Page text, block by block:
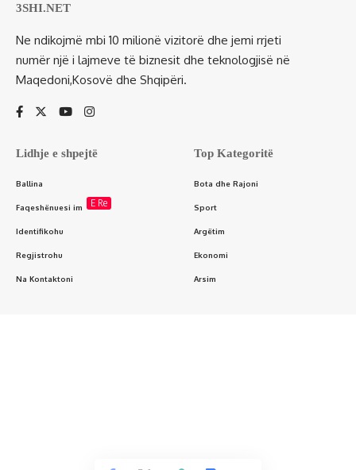
3SHI.NET
Ne ndikojmë mbi 10 milionë vizitorë dhe jemi rrjeti
numër një i lajmeve të biznesit dhe teknologjisë në
Maqedoni,Kosovë dhe Shqipëri.
Lidhje e shpejtë
Ballina
Faqeshënuesi im E Re
Identifikohu
Regjistrohu
Na Kontaktoni
Top Kategoritë
Bota dhe Rajoni
Sport
Argëtim
Ekonomi
Arsim